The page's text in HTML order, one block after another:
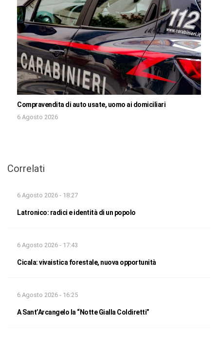
Compravendita di auto usate, uomo ai domiciliari
6 Agosto 2026
Correlati
6 Agosto 2026 - 18:27
Latronico: radici e identità di un popolo
6 Agosto 2026 - 17:43
Cicala: vivaistica forestale, nuova opportunità
6 Agosto 2026 - 16:25
A Sant’Arcangelo la “Notte Gialla Coldiretti”